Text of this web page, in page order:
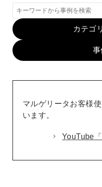
検
索
カテゴ
事
マルゲリータお客様
います。
YouTube